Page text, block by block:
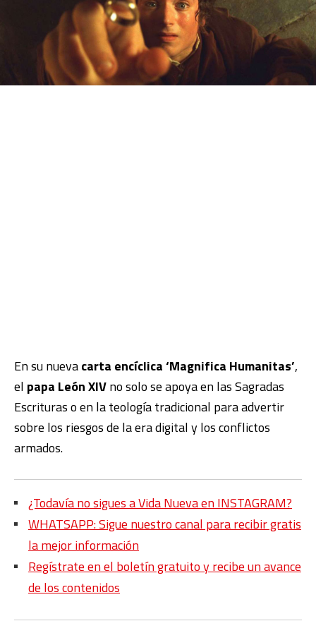
En su nuevacarta encíclica ‘Magnifica Humanitas’,
el papa León XIVno solo se apoya en las Sagradas
Escrituras o en la teología tradicional para advertir
sobre los riesgos de la era digital y los conflictos
armados.
¿Todavía no sigues a Vida Nueva en INSTAGRAM?
WHATSAPP: Sigue nuestro canal para recibir gratis
la mejor información
Regístrate en el boletín gratuito y recibe un avance
de los contenidos